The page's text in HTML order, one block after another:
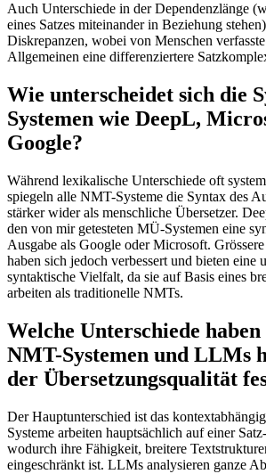
Auch Unterschiede in der Dependenzlänge
eines Satzes miteinander in Beziehung
Diskrepanzen, wobei von Menschen
Allgemeinen eine differenziertere
Wie unterscheidet sich die
Systemen wie DeepL,
Google?
Während lexikalische Unterschiede oft
spiegeln alle NMT-Systeme die Syntax des
stärker wider als menschliche Übersetzer.
den von mir getesteten MÜ-Systemen eine
Ausgabe als Google oder Microsoft.
haben sich jedoch verbessert und bieten eine
syntaktische Vielfalt, da sie auf Basis eines
arbeiten als traditionelle NMTs.
Welche Unterschiede haben
NMT-Systemen und LLMs
der Übersetzungsqualität
Der Hauptunterschied ist das
Systeme arbeiten hauptsächlich auf einer
wodurch ihre Fähigkeit, breitere
eingeschränkt ist. LLMs analysieren ganze